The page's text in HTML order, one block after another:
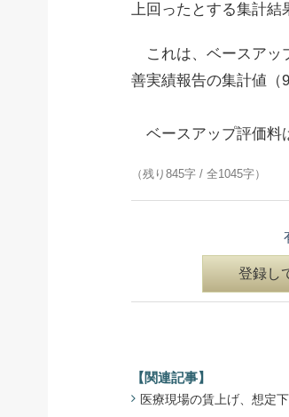
上回ったとする集計結
これは、ベースアッ
善実績報告の集計値（
ベースアップ評価料
（残り845字 / 全1045字）
登録し
【関連記事】
医療現場の賃上げ、想定